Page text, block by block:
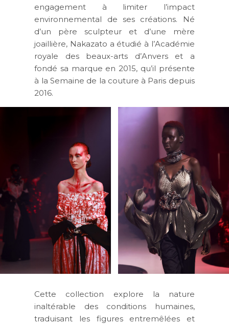
engagement à limiter l’impact
environnemental de ses créations. Né
d’un père sculpteur et d’une mère
joaillière, Nakazato a étudié à l’Académie
royale des beaux-arts d’Anvers et a
fondé sa marque en 2015, qu’il présente
à la Semaine de la couture à Paris depuis
2016.
Cette collection explore la nature
inaltérable des conditions humaines,
traduisant les figures entremêlées et